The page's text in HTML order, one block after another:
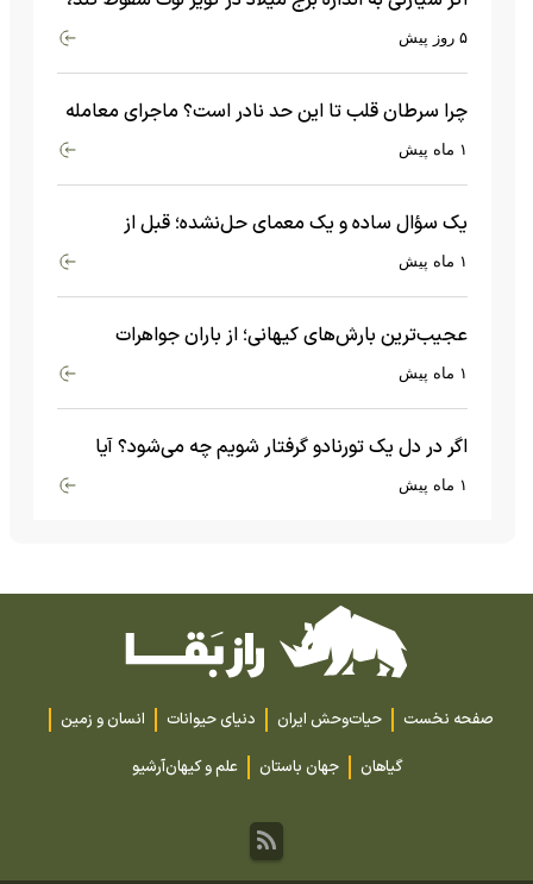
چه اتفاقی می‌افتد؟
۵ روز پیش
چرا سرطان قلب تا این حد نادر است؟ ماجرای معامله
عجیبی که در بدن اتفاق می‌افتد!۱ ماه پیش
یک سؤال ساده و یک معمای حل‌نشده؛ قبل از
بیگ‌بنگ و آغاز جهان چه چیزی وجود داشت؟۱ ماه پیش
عجیب‌ترین بارش‌های کیهانی؛ از باران جواهرات
گران‌قیمت تا بارش آهن و شیشه۱ ماه پیش
اگر در دل یک تورنادو گرفتار شویم چه می‌شود؟ آیا
امکان زنده ماندن وجود دارد؟۱ ماه پیش
صفحه نخست حیات‌وحش ایران دنیای حیوانات
انسان و زمین
گیاهان
جهان باستان علم و کیهانآرشیو